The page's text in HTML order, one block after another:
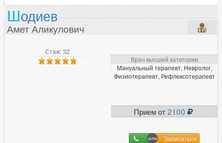
Стаж: 32
Врач высшей категории
Мануальный терапевт, Невролог,
Физиотерапевт, Рефлексотерапевт
Прием от2100
Записаться
Шодиев
Амет Аликулович